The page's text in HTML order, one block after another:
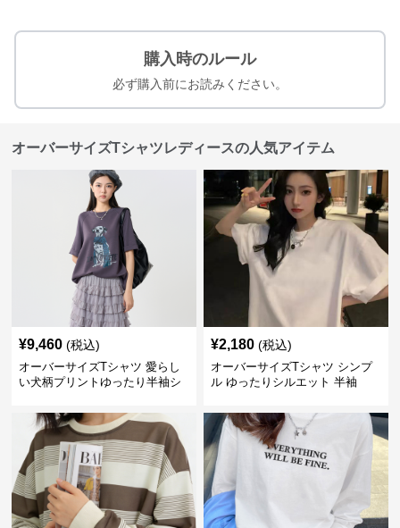
購入時のルール
必ず購入前にお読みください。
オーバーサイズTシャツレディースの人気アイテム
¥9,460 (税込)
オーバーサイズTシャツ 愛らし
い犬柄プリントゆったり半袖シ
¥2,180 (税込)
オーバーサイズTシャツ シンプ
ル ゆったりシルエット 半袖